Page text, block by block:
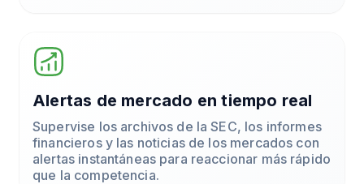
Alertas de mercado en tiempo real
Supervise los archivos de la SEC, los informes
financieros y las noticias de los mercados con
alertas instantáneas para reaccionar más rápido
que la competencia.